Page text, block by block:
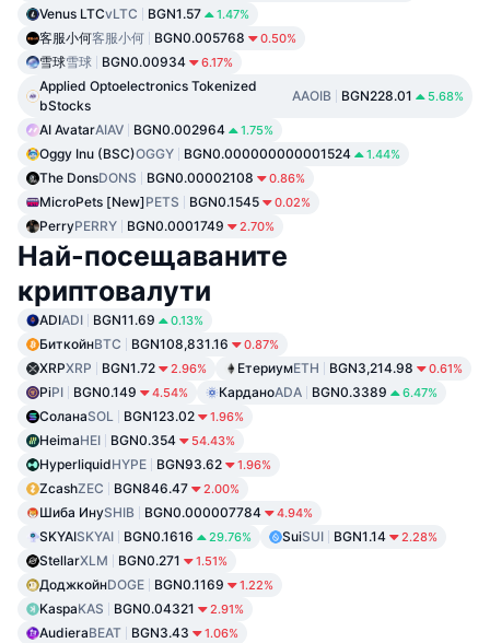
Venus LTCvLTC BGN1.57 1.47%
客服小何客服小何 BGN0.005768 0.50%
雪球雪球 BGN0.00934 6.17%
Applied Optoelectronics Tokenized
bStocks
AAOIB BGN228.01 5.68%
AI AvatarAIAV BGN0.002964 1.75%
Oggy Inu (BSC)OGGY BGN0.000000000001524 1.44%
The DonsDONS BGN0.00002108 0.86%
MicroPets [New]PETS BGN0.1545 0.02%
PerryPERRY BGN0.0001749 2.70%
Най-посещаваните
криптовалути
ADIADI BGN11.69 0.13%
БиткойнBTC BGN108,831.16 0.87%
XRPXRP BGN1.72 2.96% ЕтериумETH BGN3,214.98 0.61%
PiPI BGN0.149 4.54% КарданоADA BGN0.3389 6.47%
СоланаSOL BGN123.02 1.96%
HeimaHEI BGN0.354 54.43%
HyperliquidHYPE BGN93.62 1.96%
ZcashZEC BGN846.47 2.00%
Шиба ИнуSHIB BGN0.000007784 4.94%
SKYAISKYAI BGN0.1616 29.76% SuiSUI BGN1.14 2.28%
StellarXLM BGN0.271 1.51%
ДоджкойнDOGE BGN0.1169 1.22%
KaspaKAS BGN0.04321 2.91%
AudieraBEAT BGN3.43 1.06%